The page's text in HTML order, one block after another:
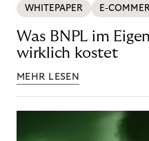
WHITEPAPER E-
Was BNPL im
wirklich kostet
MEHR LESEN